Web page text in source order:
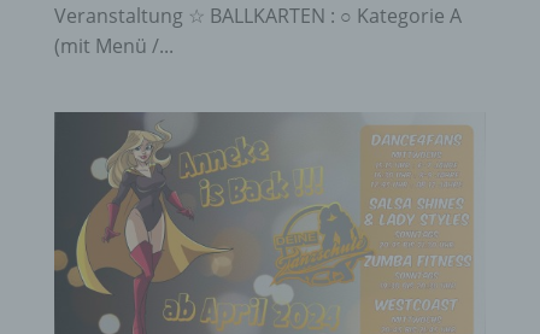
Veranstaltung ☆ BALLKARTEN : ○ Kategorie A
(mit Menü /...